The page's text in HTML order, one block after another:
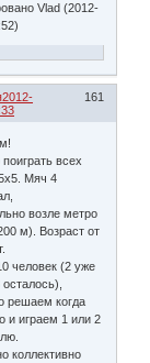
Vlad (2012-
161
2012-
всех
Мяч 4
возле метро
м). Возраст от
человек (2 уже
решаем когда
и играем 1 или 2
коллективно